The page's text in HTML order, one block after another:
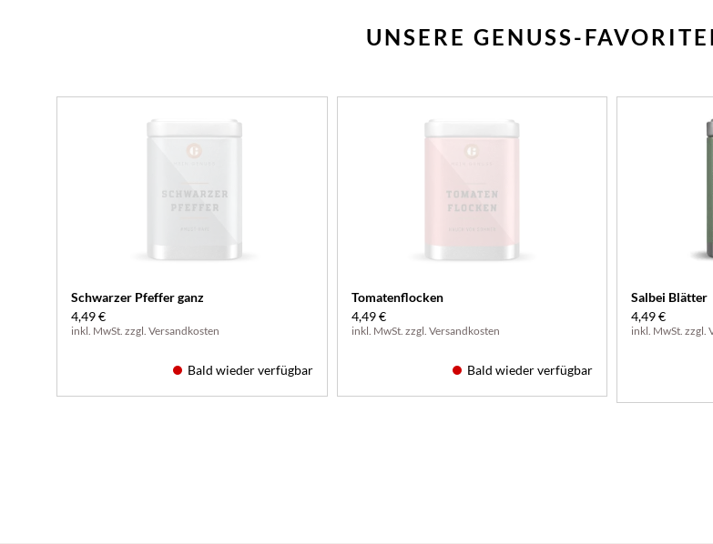
UNSERE GENUSS-
Schwarzer Pfeffer ganz
4,49 €
inkl. MwSt. zzgl. Versandkosten
Bald wieder verfügbar
Tomatenflocken
4,49 €
inkl. MwSt. zzgl. Versandkosten
Bald wieder verfügbar
Salbei Blätter
4,49 €
inkl. MwSt. zzgl.